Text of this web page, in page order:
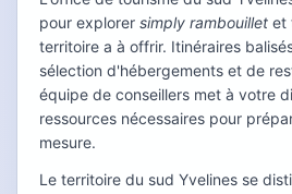
pour explorer simply rambouillet et
territoire a à offrir. Itinéraires
sélection d'hébergements et de
équipe de conseillers met à votre
ressources nécessaires pour
mesure.
Le territoire du sud Yvelines se